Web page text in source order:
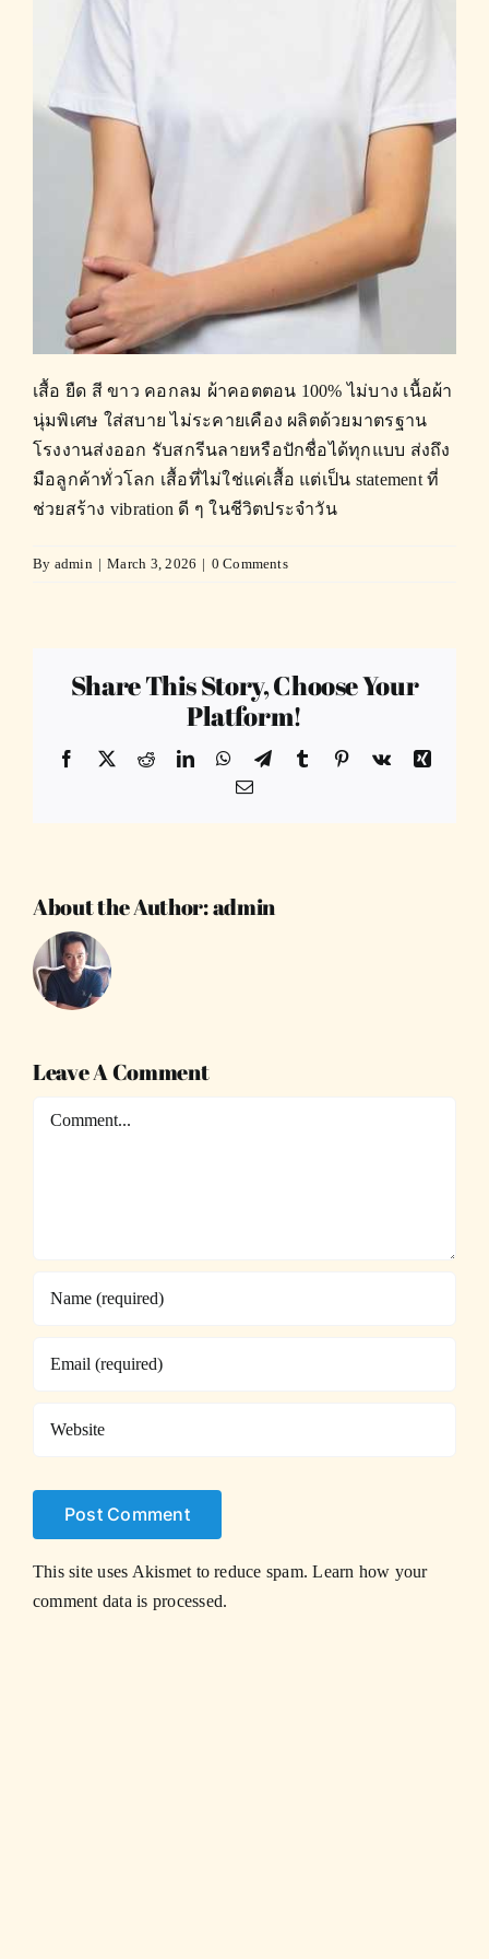
เสื้อ ยืด สี ขาว คอกลม ผ้าคอตตอน 100% ไม่บาง เนื้อผ้า
นุ่มพิเศษ ใส่สบาย ไม่ระคายเคือง ผลิตด้วยมาตรฐาน
โรงงานส่งออก รับสกรีนลายหรือปักชื่อได้ทุกแบบ ส่งถึง
มือลูกค้าทั่วโลก เสื้อที่ไม่ใช่แค่เสื้อ แต่เป็น statement ที่
ช่วยสร้าง vibration ดี ๆ ในชีวิตประจำวัน
By admin | March 3, 2026 | 0 Comments
Share This Story, Choose Your
Platform!
Facebook
X RedditLinkedInWhatsApp
TelegramTumblr Pinterest
Vk
Xing
Email
About the Author:admin
Leave A Comment
Comment
This site uses Akismet to reduce spam.Learn how your
comment data is processed.